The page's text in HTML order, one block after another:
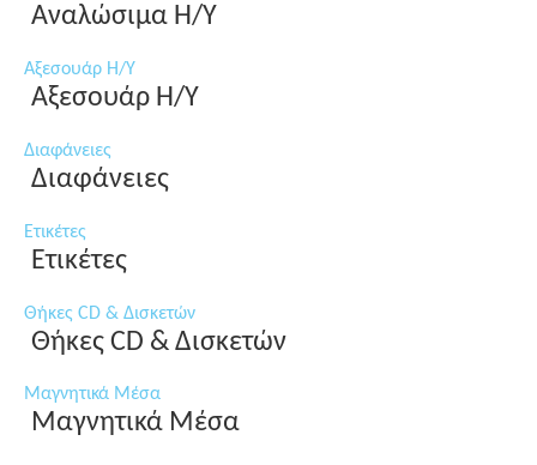
Αναλώσιμα Η/Υ
Αξεσουάρ Η/Υ
Αξεσουάρ Η/Υ
Διαφάνειες
Διαφάνειες
Ετικέτες
Ετικέτες
Θήκες CD & Δισκετών
Θήκες CD & Δισκετών
Μαγνητικά Μέσα
Μαγνητικά Μέσα